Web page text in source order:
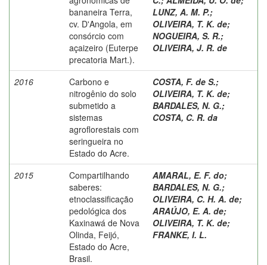
bananeira Terra,
cv. D'Angola, em
consórcio com
açaizeiro (Euterpe
precatoria Mart.).
LUNZ, A. M. P.;
OLIVEIRA, T. K. de;
NOGUEIRA, S. R.;
OLIVEIRA, J. R. de
2016
Carbono e
nitrogênio do solo
submetido a
sistemas
agroflorestais com
seringueira no
Estado do Acre.
COSTA, F. de S.;
OLIVEIRA, T. K. de;
BARDALES, N. G.;
COSTA, C. R. da
2015
Compartilhando
saberes:
etnoclassificação
pedológica dos
Kaxinawá de Nova
Olinda, Feijó,
Estado do Acre,
Brasil.
AMARAL, E. F. do;
BARDALES, N. G.;
OLIVEIRA, C. H. A. de;
ARAÚJO, E. A. de;
OLIVEIRA, T. K. de;
FRANKE, I. L.